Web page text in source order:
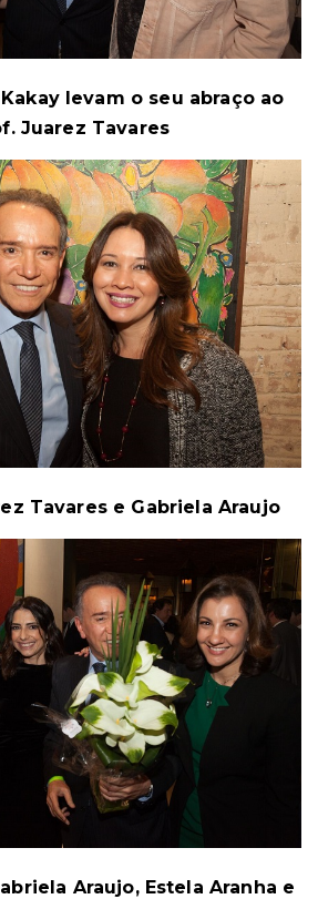
levam o seu abraço ao
Juarez Tavares
Tavares e Gabriela Araujo
Araujo, Estela Aranha e